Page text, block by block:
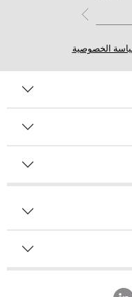
الخصوصية